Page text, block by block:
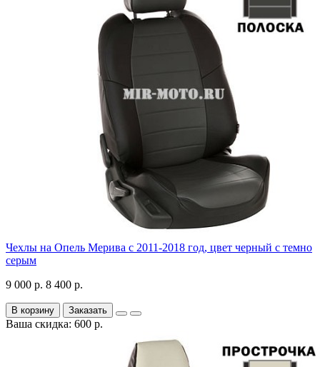
Чехлы на Опель Мерива с 2011-2018 год, цвет черный с темно
серым
9 000 р. 8 400 р.
В корзину Заказать
Ваша скидка: 600 р.